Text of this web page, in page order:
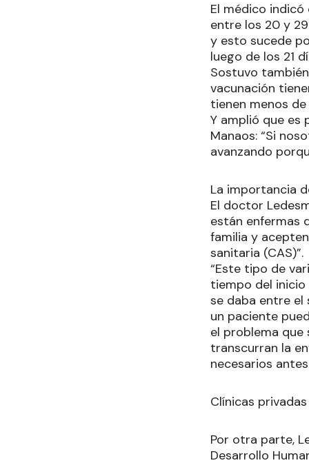
El médico
entre los 20 y
y esto sucede
luego de los 21
Sostuvo
vacunación
tienen menos
Y amplió que es
Manaos: “Si
avanzando
La importancia
El doctor
están enfermas
familia y
sanitaria (CAS)”.
“Este tipo de
tiempo del
se daba entre el
un paciente
el problema
transcurran la
necesarios
Clínicas privadas
Por otra parte,
Desarrollo